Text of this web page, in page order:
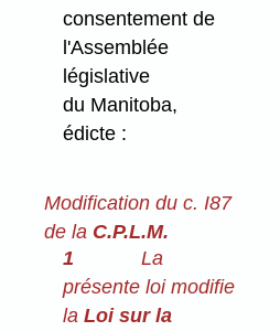
consentement de
l'Assemblée
législative
du Manitoba,
édicte :
Modification du c. I87
de la C.P.L.M.
1
La
présente loi modifie
laLoi sur la